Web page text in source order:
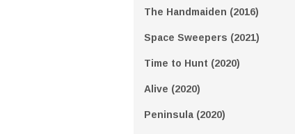
The Handmaiden (2016)
Space Sweepers (2021)
Time to Hunt (2020)
Alive (2020)
Peninsula (2020)